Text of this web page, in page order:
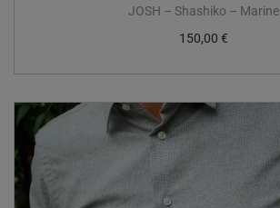
JOSH – Shashiko – Marine
150,00 €